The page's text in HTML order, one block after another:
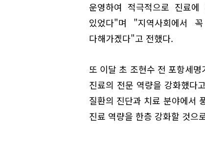
운영하여 적극적으로 진료
있었다"며 "지역사회에서
다해가겠다"고 전했다.
또 이달 초 조현수 전 포항세
진료의 전문 역량을 강화했다
질환의 진단과 치료 분야에서
진료 역량을 한층 강화할 것으